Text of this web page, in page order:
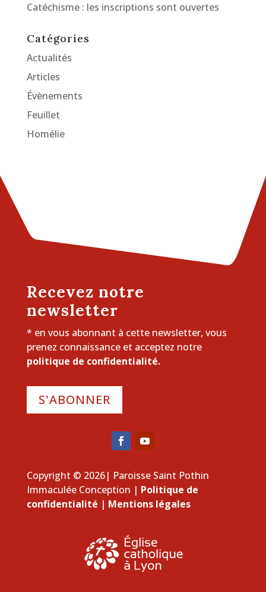
Catéchisme : les inscriptions sont ouvertes
Catégories
Actualités
Articles
Évènements
Feuillet
Homélie
Recevez notre
newsletter
* en vous abonnant à cette newsletter, vous
prenez connaissance et acceptez notre
politique de confidentialité.
S'ABONNER
Copyright © 2026| Paroisse Saint Pothin
Immaculée Conception | Politique de
confidentialité | Mentions légales